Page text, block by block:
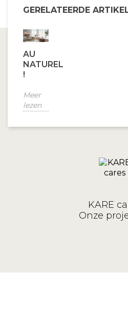
GERELATEERDE
AU
NATUREL
!
Meer
lezen
KARE
Onze